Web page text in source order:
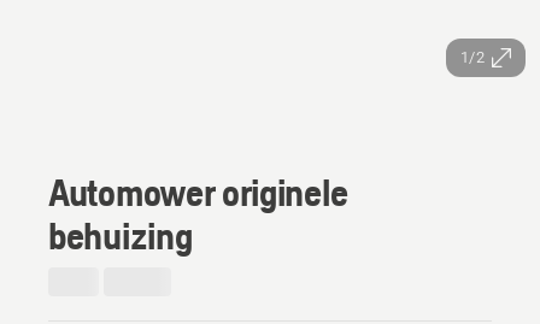
1/2
Automower originele
behuizing